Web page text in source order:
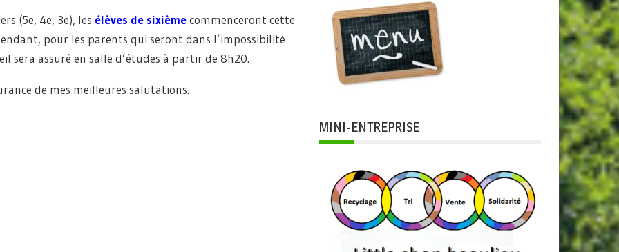
(5e, 4e, 3e), les élèves de sixièmecommenceront cette
pour les parents qui seront dans l’impossibilité
sera assuré en salle d’études à partir de 8h20.
de mes meilleures salutations.
MINI-ENTREPRISE